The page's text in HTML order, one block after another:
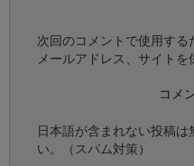
次回のコメントで使用する
メールアドレス、サイトを
日本語が含まれない投稿
い。（スパム対策）